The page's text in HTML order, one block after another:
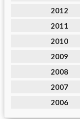
2012
2011
2010
2009
2008
2007
2006